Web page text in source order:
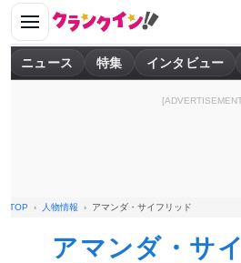
ニュース 特集 インタビュー
TOP 人物情報 アマンダ・サイフリッド
アマンダ・サ